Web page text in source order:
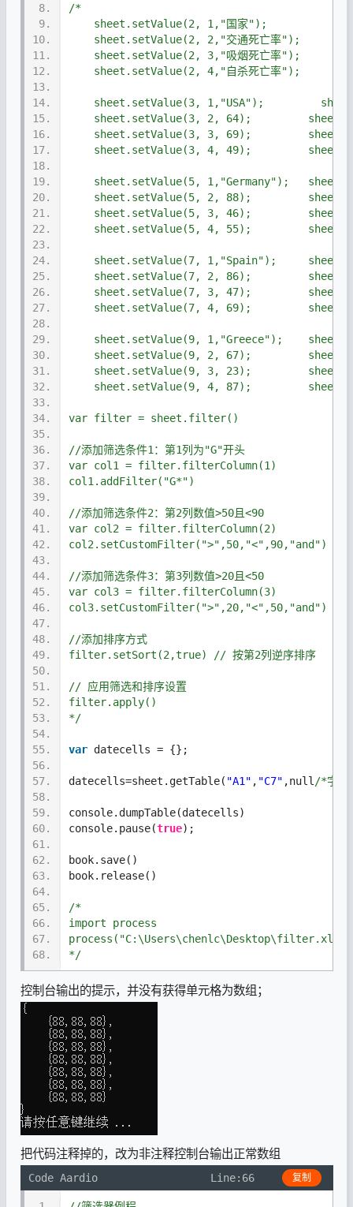
8.
9.
10.
11.
12.
13.
14.
15.
16.
17.
18.
19.
20.
21.
22.
23.
24.
25.
26.
27.
28.
29.
30.
31.
32.
33.
34.
35.
36.
37.
38.
39.
40.
41.
42.
43.
44.
45.
46.
47.
48.
49.
50.
51.
52.
53.
54.
55.
56.
57.
58.
59.
60.
61.
62.
63.
64.
65.
66.
67.
68.
/*
    sheet.setValue(2, 1,"国家");
    sheet.setValue(2, 2,"交通死亡率");
    sheet.setValue(2, 3,"吸烟死亡率");
    sheet.setValue(2, 4,"自杀死亡率");
sheet.setValue(3, 1,"USA");
sheet.setValue(3, 2, 64);
sheet.setValue(3, 3, 69);
sheet.setValue(3, 4, 49);
sheet.setValue(5, 1,"Germany");
sheet.setValue(5, 2, 88);
sheet.setValue(5, 3, 46);
sheet.setValue(5, 4, 55);
sheet.setValue(7, 1,"Spain");
sheet.setValue(7, 2, 86);
sheet.setValue(7, 3, 47);
sheet.setValue(7, 4, 69);
sheet.setValue(9, 1,"Greece");
sheet.setValue(9, 2, 67);
sheet.setValue(9, 3, 23);
sheet.setValue(9, 4, 87);
var filter = sheet.filter()
//添加筛选条件1：第1列为"G"开头
var col1 = filter.filterColumn(1)
col1.addFilter("G*")
//添加筛选条件2：第2列数值>50且<90
var col2 = filter.filterColumn(2)
col2.setCustomFilter(">",50,"<",90,"and")
//添加筛选条件3：第3列数值>20且<50
var col3 = filter.filterColumn(3)
col3.setCustomFilter(">",20,"<",50,"and")
//添加排序方式
filter.setSort(2,true) // 按第2列逆序排序
// 应用筛选和排序设置
filter.apply()
*/
var datecells = {};
datecells=sheet.getTable( "A1" , "C7" ,null /*字段
console.dumpTable(datecells)
console.pause(true);
book.save()
book.release()
/*
import process
*/
控制台输出的提示，并没有获得单元格为数组；
把代码注释掉的，改为非注释控制台输出正常数组
Code Aardio Line:66 复制